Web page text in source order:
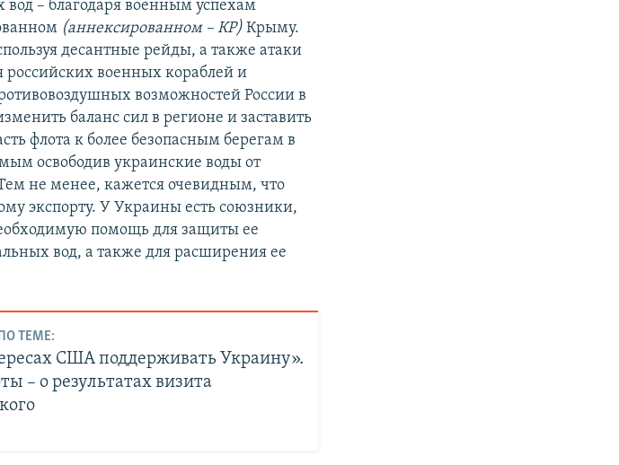
вод – благодаря военным успехам
(аннексированном – КР) Крыму.
десантные рейды, а также атаки
российских военных кораблей и
возможностей России в
баланс сил в регионе и заставить
флота к более безопасным берегам в
освободив украинские воды от
не менее, кажется очевидным, что
экспорту. У Украины есть союзники,
помощь для защиты ее
вод, а также для расширения ее
ТЕМЕ:
США поддерживать Украину».
– о результатах визита